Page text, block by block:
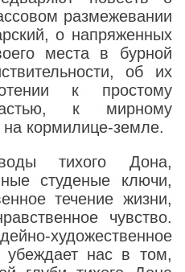
размежевании
о напряженных
места в бурной
об их
к простому
к мирному
на кормилице-земле.
тихого Дона,
студеные ключи,
течение жизни,
чувство.
убеждает нас в том,